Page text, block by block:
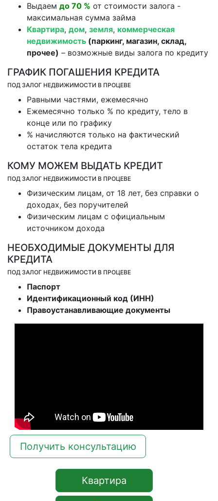
Выдаем до 70 % от стоимости залога -
максимальная сумма займа
Квартира, дом, земля, коммерческая
недвижимость (паркинг, магазин, склад,
прочее) – возможные виды залога по кредиту
ГРАФИК ПОГАШЕНИЯ КРЕДИТА
ПОД ЗАЛОГ НЕДВИЖИМОСТИ В ПРОЦЕВЕ
Равными частями, ежемесячно
Ежемесячно только % по кредиту, тело в
конце или по графику
% начисляются только на фактический
остаток тела кредита
КОМУ МОЖЕМ ВЫДАТЬ КРЕДИТ
ПОД ЗАЛОГ НЕДВИЖИМОСТИ В ПРОЦЕВЕ
Физическим лицам, от 18 лет, без справки о
доходах, без поручителей
Физическим лицам с официальным
источником дохода
НЕОБХОДИМЫЕ ДОКУМЕНТЫ ДЛЯ
КРЕДИТА
ПОД ЗАЛОГ НЕДВИЖИМОСТИ В ПРОЦЕВЕ
Паспорт
Идентификационный код (ИНН)
Правоустанавливающие документы
Получить консультацию
Квартира